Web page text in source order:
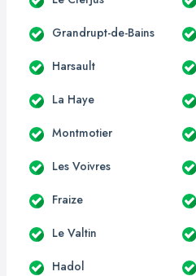
Grandrupt-de-Bains
Harsault
La Haye
Montmotier
Les Voivres
Fraize
Le Valtin
Hadol